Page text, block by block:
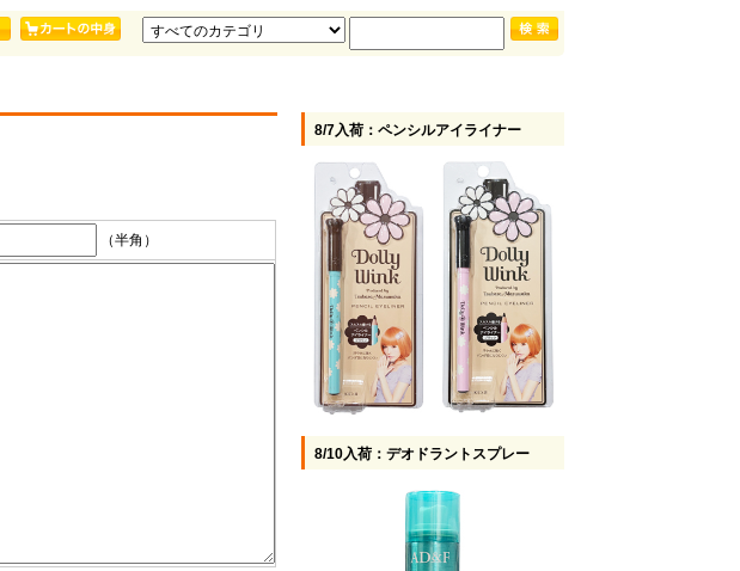
（半角）
8/7入荷：ペンシルアイライナー
8/10入荷：デオドラントスプレー